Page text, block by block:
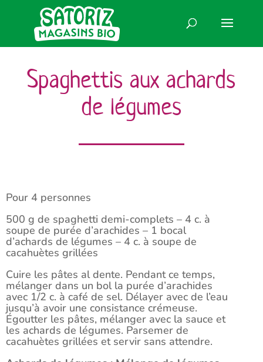
Spaghettis aux achards
de légumes
Pour 4 personnes
500 g de spaghetti demi-complets – 4 c. à
soupe de purée d’arachides – 1 bocal
d’achards de légumes – 4 c. à soupe de
cacahuètes grillées
Cuire les pâtes al dente. Pendant ce temps,
mélanger dans un bol la purée d’arachides
avec 1/2 c. à café de sel. Délayer avec de l’eau
jusqu’à avoir une consistance crémeuse.
Égoutter les pâtes, mélanger avec la sauce et
les achards de légumes. Parsemer de
cacahuètes grillées et servir sans attendre.